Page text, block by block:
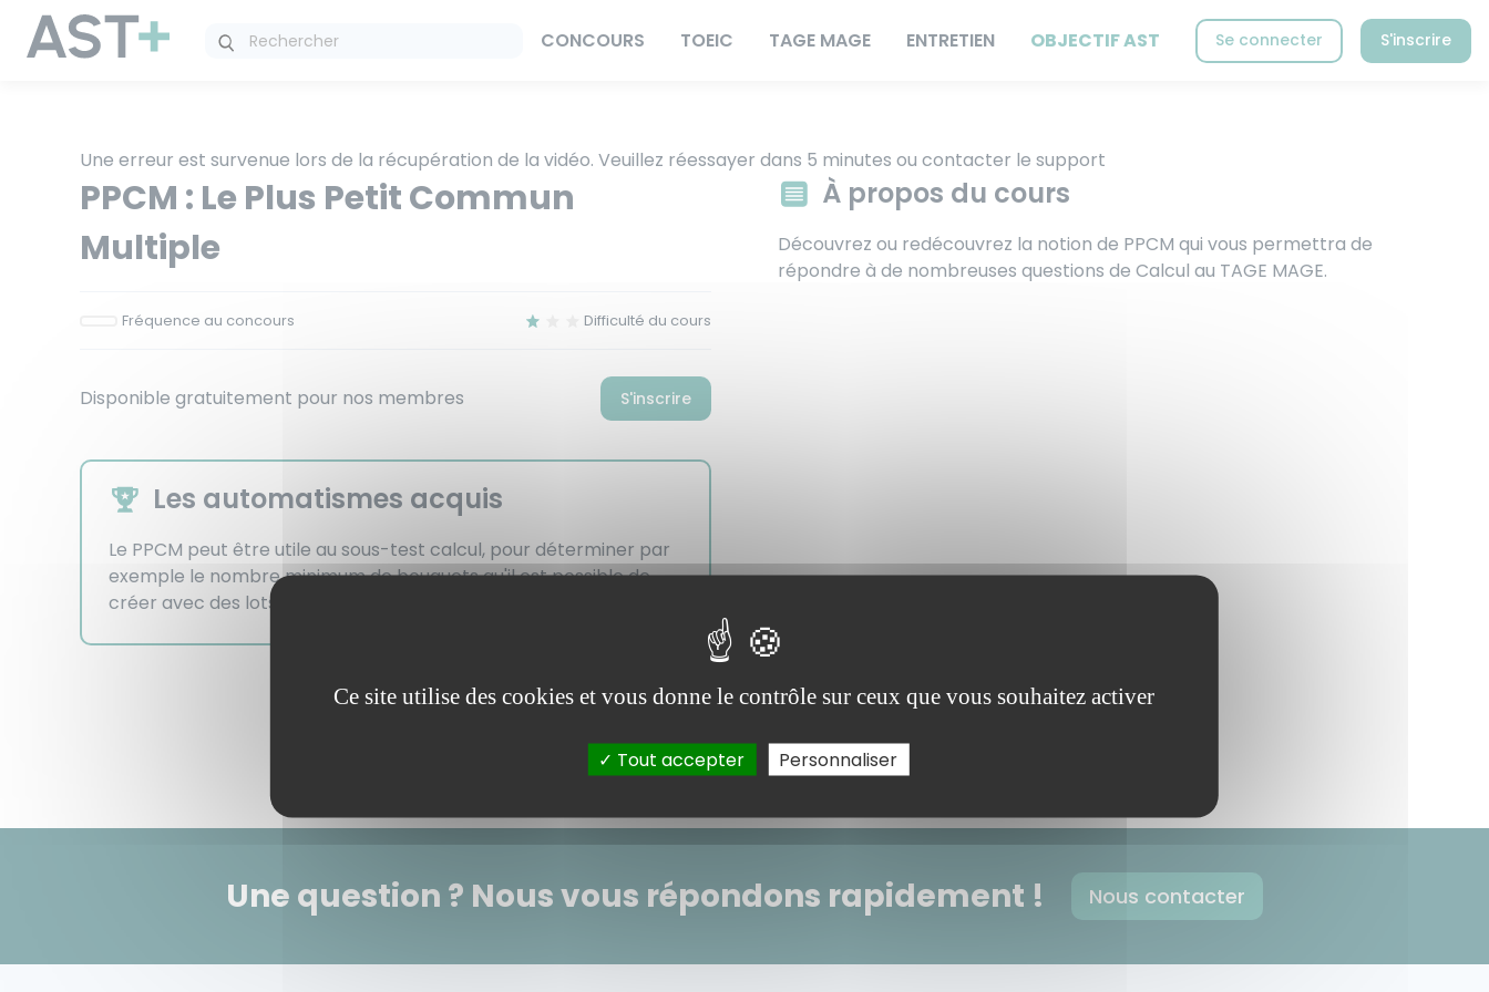
CONCOURS TOEIC TAGE MAGE ENTRETIEN OBJECTIF AST Se connecter S'inscrire
Une erreur est survenue lors de la récupération de la vidéo. Veuillez réessayer dans 5 minutes ou contacter le support
PPCM : Le Plus Petit Commun
Multiple
Fréquence au concours Difficulté du cours
Disponible gratuitement pour nos membres S'inscrire
À propos du cours
Découvrez ou redécouvrez la notion de PPCM qui vous permettra de
répondre à de nombreuses questions de Calcul au TAGE MAGE.
Les automatismes acquis
Le PPCM peut être utile au sous-test calcul, pour déterminer par
exemple le nombre minimum de bouquets qu'il est possible de
créer avec des lots de fleurs.
> Les autres vidéos du chapitre <
Une question ? Nous vous répondons rapidement ! Nous contacter
Panneau de gestion des cookies
Ce site utilise des cookies et vous donne le contrôle sur ceux que vous souhaitez activer
Tout accepter Personnaliser